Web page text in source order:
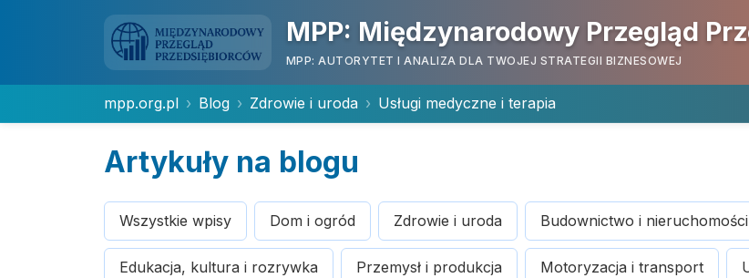
MPP: Międzynarodowy Przegląd
MPP: AUTORYTET I ANALIZA DLA TWOJEJ STRATEGII BIZNESOWEJ
mpp.org.pl Blog Zdrowie i uroda Usługi medyczne i terapia
Artykuły na blogu
Wszystkie wpisy Dom i ogród Zdrowie i uroda Budownictwo i nieruchomości
Edukacja, kultura i rozrywka Przemysł i produkcja Motoryzacja i transport